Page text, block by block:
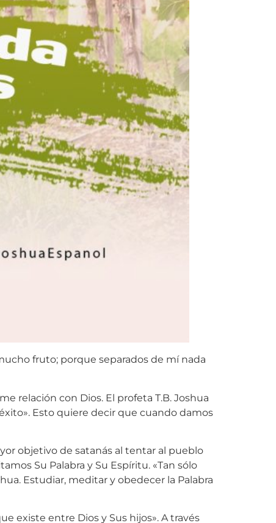
fruto; porque separados de mí nada
relación con Dios. El profeta T.B. Joshua
Esto quiere decir que cuando damos
objetivo de satanás al tentar al pueblo
Su Palabra y Su Espíritu. «Tan sólo
Estudiar, meditar y obedecer la Palabra
existe entre Dios y Sus hijos». A través